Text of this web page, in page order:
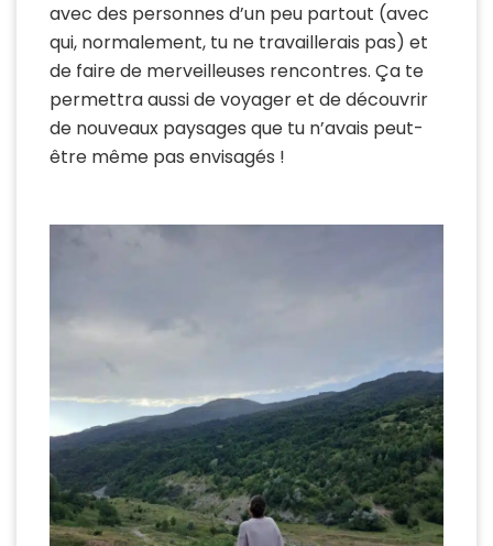
avec des personnes d’un peu partout (avec
qui, normalement, tu ne travaillerais pas) et
de faire de merveilleuses rencontres. Ça te
permettra aussi de voyager et de découvrir
de nouveaux paysages que tu n’avais peut-
être même pas envisagés !